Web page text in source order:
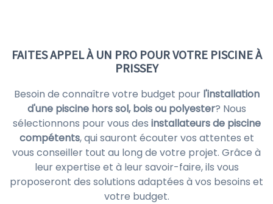
FAITES APPEL À UN PRO POUR VOTRE PISCINE À
PRISSEY
Besoin de connaître votre budget pour l'installation
d'une piscine hors sol, bois ou polyester? Nous
sélectionnons pour vous des installateurs de piscine
compétents, qui sauront écouter vos attentes et
vous conseiller tout au long de votre projet. Grâce à
leur expertise et à leur savoir-faire, ils vous
proposeront des solutions adaptées à vos besoins et
votre budget.